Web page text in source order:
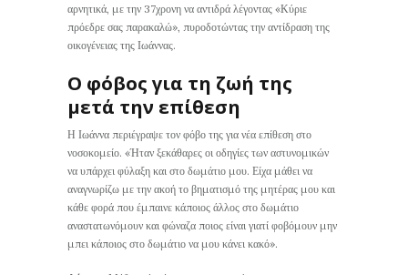
αρνητικά, με την 37χρονη να αντιδρά λέγοντας «Κύριε
πρόεδρε σας παρακαλώ», πυροδοτώντας την αντίδραση της
οικογένειας της Ιωάννας.
Ο φόβος για τη ζωή της
μετά την επίθεση
Η Ιωάννα περιέγραψε τον φόβο της για νέα επίθεση στο
νοσοκομείο. «Ήταν ξεκάθαρες οι οδηγίες των αστυνομικών
να υπάρχει φύλαξη και στο δωμάτιο μου. Είχα μάθει να
αναγνωρίζω με την ακοή το βηματισμό της μητέρας μου και
κάθε φορά που έμπαινε κάποιος άλλος στο δωμάτιο
αναστατωνόμουν και φώναζα ποιος είναι γιατί φοβόμουν μην
μπει κάποιος στο δωμάτιο να μου κάνει κακό».